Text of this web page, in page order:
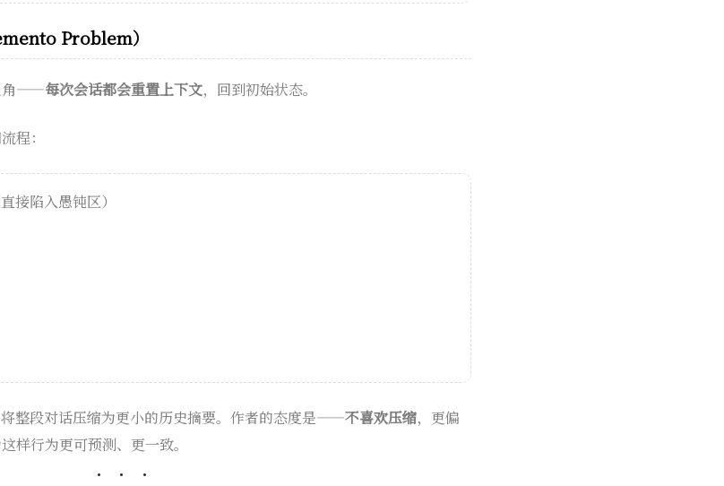
Problem）
角——每次会话都会重置上下文，回到初始状态。
程：
接陷入愚钝区）
将整段对话压缩为更小的历史摘要。作者的态度是——不喜欢压缩，更偏
样行为更可预测、更一致。